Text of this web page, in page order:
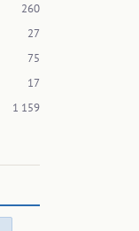
260
27
75
17
1 159